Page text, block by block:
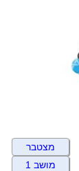
מצטבר
מושב 1